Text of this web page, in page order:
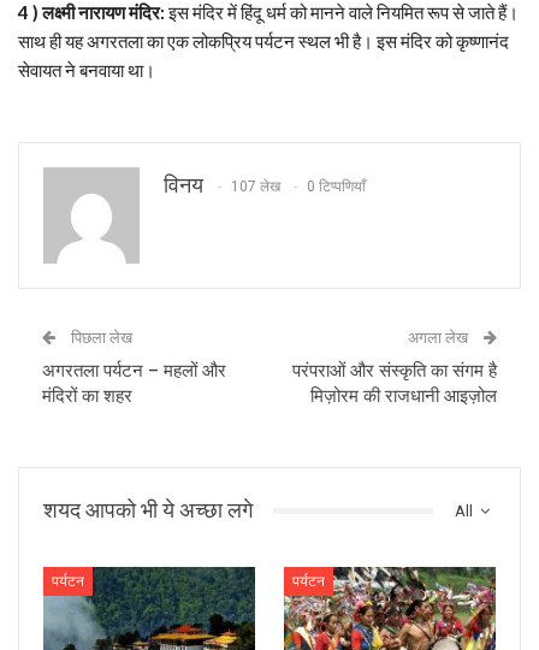
4 ) लक्ष्मी नारायण मंदिर:इस मंदिर में हिंदू धर्म को मानने वाले नियमित रूप से जाते हैं।
साथ ही यह अगरतला का एक लोकप्रिय पर्यटन स्थल भी है। इस मंदिर को कृष्णानंद
सेवायत ने बनवाया था।
विनय 107 लेख 0 टिप्पणियाँ
पिछला लेख
अगरतला पर्यटन – महलों और
मंदिरों का शहर
अगला लेख
परंपराओं और संस्कृति का संगम है
मिज़ोरम की राजधानी आइज़ोल
All
शयद आपको भी ये अच्छा लगे
पर्यटन पर्यटन